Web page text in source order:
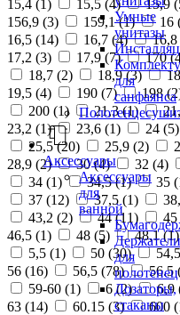
Умные
унитазы
для
санфаянса
Аксессуары
Аксессуары
для
ванной
Держатели
для
полотенец
Дозаторы,
стаканы
15,4 (1 ) 15,5 (4) 15,9 (
156,9 (3) 159,1 (1) 16
16,5 (14) 16,7 (4) 16,8
17,2 (3) 17,9 (7) 170 (
18,7 (2) 18,9 (3)
19,5 (4) 190 (7) 198 (2
200 (1) 21,3 (1)
23,2 (1) 23,6 (1) 24 (5)
25,5 (20) 25,9 (2)
28,9 (2) 30 (4) 32 (4)
34 (1) 34,5 (1) 35 (
37 (12) 37,5 (1)
43,2 (2) 44 (11) 45
46,5 (1) 48 (5) 48,1 (1
5,5 (1) 50 (30)
56 (16) 56,5 (78) 56.5
59-60 (1) 6 (2) 6,9
63 (14) 60.15 (3) 600 (